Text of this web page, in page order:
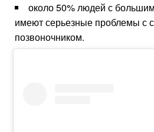
около 50% людей с
имеют серьезные проблемы с
позвоночником.